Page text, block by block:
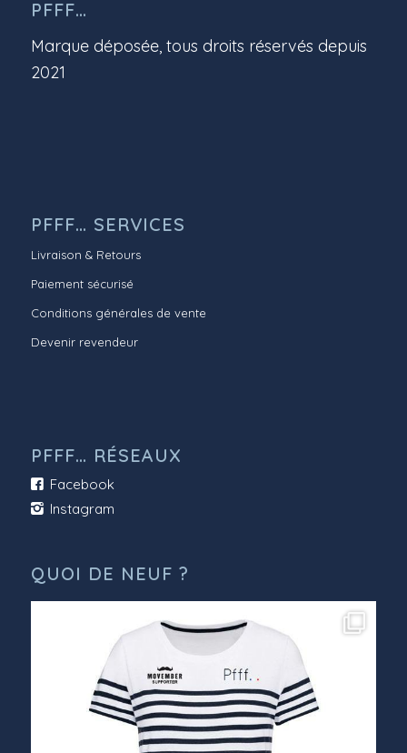
PFFF…
Marque déposée, tous droits réservés depuis
2021
PFFF… SERVICES
Livraison & Retours
Paiement sécurisé
Conditions générales de vente
Devenir revendeur
PFFF… RÉSEAUX
Facebook
Instagram
QUOI DE NEUF ?